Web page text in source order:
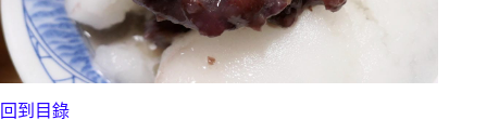
回到目錄